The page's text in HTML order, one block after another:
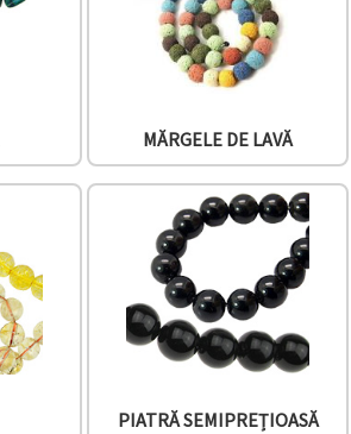
MĂRGELE DE LAVĂ
PIATRĂ SEMIPREȚIOASĂ